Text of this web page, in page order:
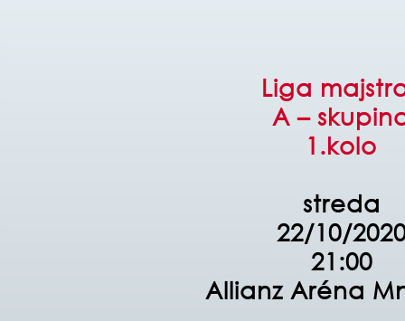
Liga
A –
1.kolo
streda
22/10/
21:00
Allianz Aréna